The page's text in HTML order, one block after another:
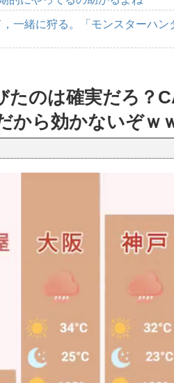
，一緒に狩る。「モンスターハ
たのは確実だろ？
から効かないぞｗ